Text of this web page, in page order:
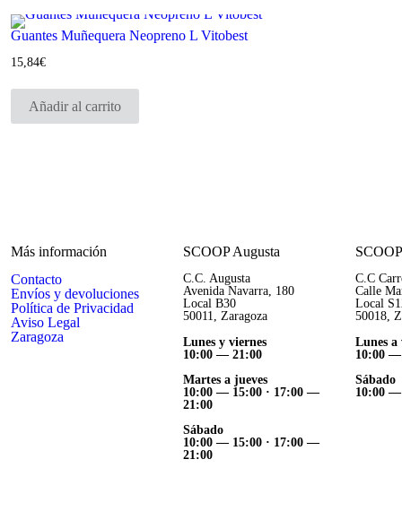
Guantes Muñequera Neopreno L Vitobest
15,84€
Añadir al carrito
Más información
Contacto
Envíos y devoluciones
Política de Privacidad
Aviso Legal
Zaragoza
SCOOP Augusta
C.C. Augusta
Avenida Navarra, 180
Local B30
50011, Zaragoza
Lunes y viernes
10:00 — 21:00
Martes a jueves
10:00 — 15:00 · 17:00 —
21:00
Sábado
10:00 — 15:00 · 17:00 —
21:00
C.C
Calle
Local
50018,
Lunes a
10:00 —
Sábado
10:00 —